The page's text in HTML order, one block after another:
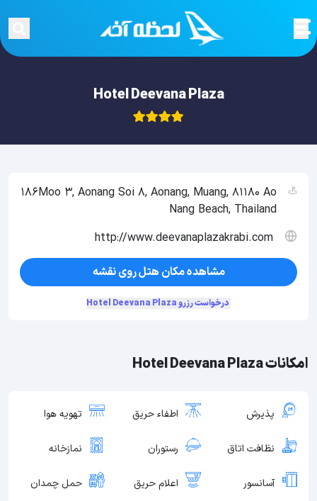
Hotel Deevana Plaza
امکانات Hotel Deevana Plaza
پذیرش اطفاء حریق تهویه هوا
نظافت اتاق رستوران نمازخانه
آسانسور اعلام حریق حمل چمدان
186Moo 3, Aonang Soi 8, Aonang, Muang, 81180 Ao
Nang Beach, Thailand
http://www.deevanaplazakrabi.com
مشاهده مکان هتل روی نقشه
درخواست رزرو Hotel Deevana Plaza